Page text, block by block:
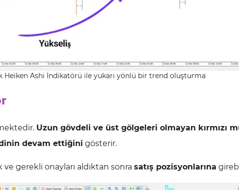
Heiken Ashi İndikatörü ile yukarı yönlü bir trend oluşturma
Uzun gövdeli ve üst gölgeleri olmayan kırmızı
devam ettiğini gösterir.
ve gerekli onayları aldıktan sonra satış pozisyonlarına